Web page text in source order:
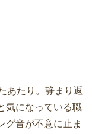
あたり。静まり返
気になっている職
グ音が不意に止ま